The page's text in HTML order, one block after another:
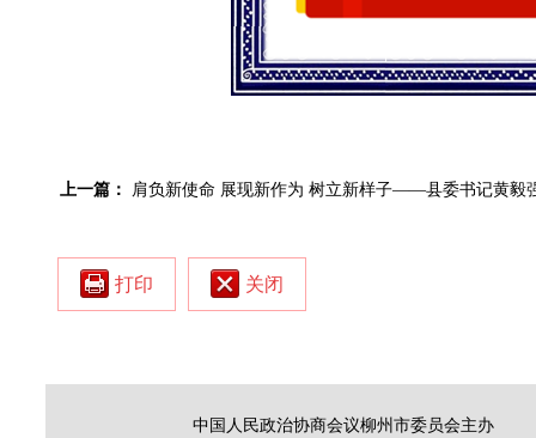
上一篇： 肩负新使命 展现新作为 树立新样子——县委书记黄毅
打印 关闭
中国人民政治协商会议柳州市委员会主